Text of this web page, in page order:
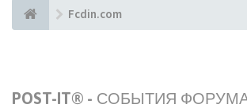
Fcdin.com
POST-IT® - СОБЫТИЯ